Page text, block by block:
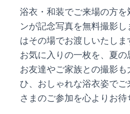
浴衣・和装でご来場の方
ンが記念写真を無料撮影し
はその場でお渡しいたしま
お気に入りの一枚を、夏
お友達やご家族との撮影
ひ、おしゃれな浴衣姿で
さまのご参加を心よりお待